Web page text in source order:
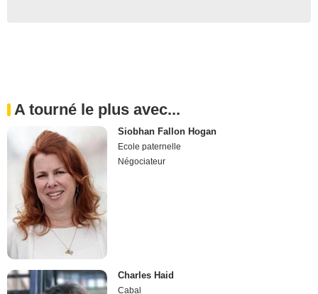
A tourné le plus avec...
Siobhan Fallon Hogan
Ecole paternelle
Négociateur
Charles Haid
Cabal